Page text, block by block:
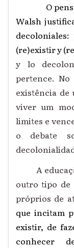
O
Walsh
(re)existir y
y lo
pertence. No
existência de
viver um
limites e
o debate
A
outro tipo de
próprios de
que incitam
existir, de
conhecer